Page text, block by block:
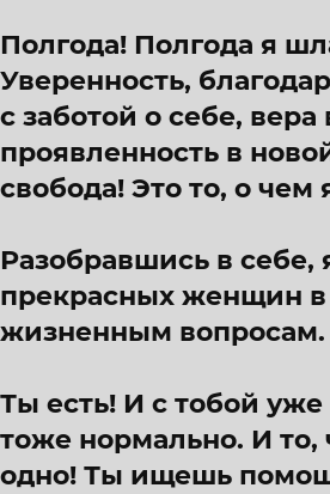
Полгода! Полгода я
Уверенность,
с заботой о себе,
проявленность в
свобода! Это то, о чем
Разобравшись в себе,
прекрасных женщин
жизненным вопросам.
Ты есть! И с тобой
тоже нормально. И то,
одно! Ты ищешь